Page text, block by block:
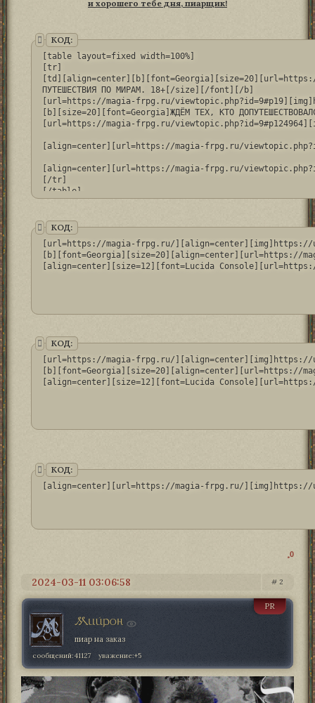
и хорошего тебе дня, пиарщик!
КОД:
[table layout=fixed width=100%]
[tr]
ПУТЕШЕСТВИЯ ПО МИРАМ. 18+[/size][/font][/b]
[url=https://magia-frpg.ru/
[b][size=20][font=Georgia]ЖДЁМ ТЕХ, КТО
[url=https://magia-frpg.ru/
[align=center][url=https://magia-frpg.ru/
[align=center][url=https://magia-frpg.ru/
[/tr]
[/table]
КОД:
[url=https://magia-frpg.ru/
[b][font=Georgia][size=20][align=center][url=https://
[align=center][size=12][font=Lucida
КОД:
[url=https://magia-frpg.ru/
[b][font=Georgia][size=20][align=center][url=https://
[align=center][size=12][font=Lucida
КОД:
[align=center][url=https://magia-frpg.ru/][img]https://
0
2
2024-03-11 03:06:58
Мийрон
PR
пиар на заказ
сообщений:41127 уважение:+5